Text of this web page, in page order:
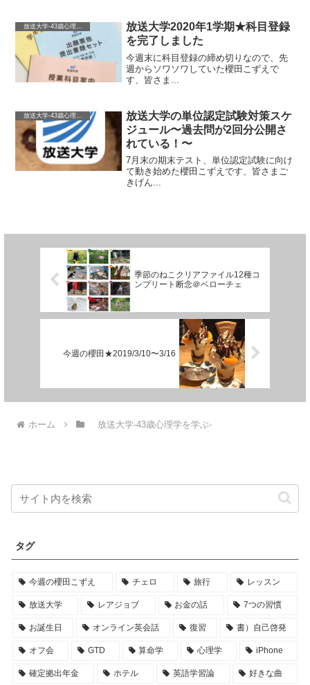
放送大学-43歳心理学を学ぶ-
放送大学2020年1学期★科目登録
を完了しました
今週末に科目登録の締め切りなので、先
週からソワソワしていた櫻田こずえで
す、皆さま...
放送大学の単位認定試験対策スケ
ジュール〜過去問が2回分公開さ
れている！〜
7月末の期末テスト、単位認定試験に向け
て動き始めた櫻田こずえです、皆さまご
きげん...
季節のねこクリアファイル12種コ
ンプリート断念＠ベローチェ
今週の櫻田★2019/3/10〜3/16
ホーム 放送大学-43歳心理学を学ぶ-
タグ
今週の櫻田こずえ チェロ 旅行 レッスン
放送大学 レアジョブ お金の話 7つの習慣
お誕生日 オンライン英会話 復習 書）自己啓発
オフ会 GTD 算命学 心理学 iPhone
確定拠出年金 ホテル 英語学習論 好きな曲